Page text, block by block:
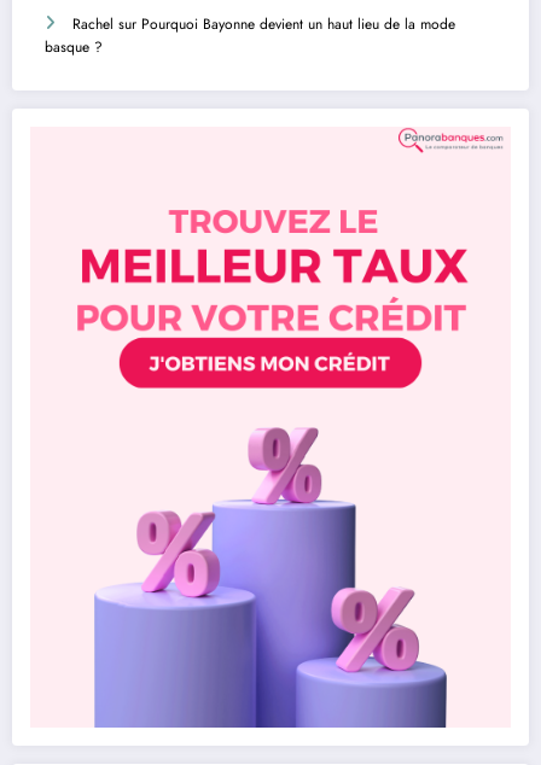
Rachel sur Pourquoi Bayonne devient un haut lieu de la mode
basque ?